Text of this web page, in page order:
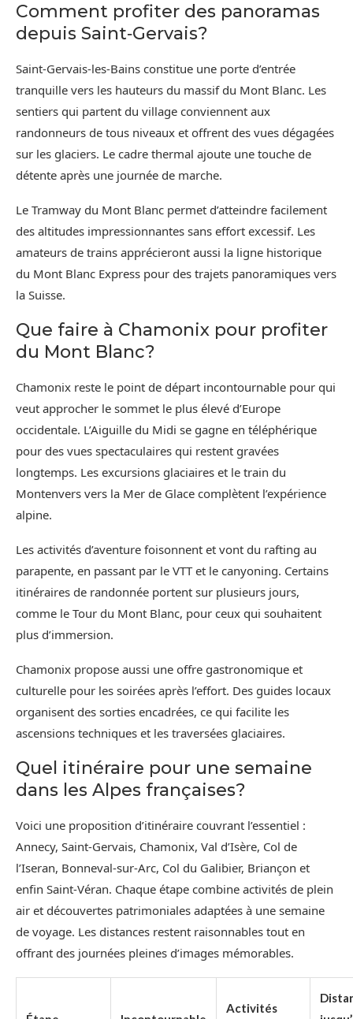
Comment profiter des panoramas
depuis Saint‑Gervais?
Saint‑Gervais-les-Bains constitue une porte d’entrée
tranquille vers les hauteurs du massif du Mont Blanc. Les
sentiers qui partent du village conviennent aux
randonneurs de tous niveaux et offrent des vues dégagées
sur les glaciers. Le cadre thermal ajoute une touche de
détente après une journée de marche.
Le Tramway du Mont Blanc permet d’atteindre facilement
des altitudes impressionnantes sans effort excessif. Les
amateurs de trains apprécieront aussi la ligne historique
du Mont Blanc Express pour des trajets panoramiques vers
la Suisse.
Que faire à Chamonix pour profiter
du Mont Blanc?
Chamonix reste le point de départ incontournable pour qui
veut approcher le sommet le plus élevé d’Europe
occidentale. L’Aiguille du Midi se gagne en téléphérique
pour des vues spectaculaires qui restent gravées
longtemps. Les excursions glaciaires et le train du
Montenvers vers la Mer de Glace complètent l’expérience
alpine.
Les activités d’aventure foisonnent et vont du rafting au
parapente, en passant par le VTT et le canyoning. Certains
itinéraires de randonnée portent sur plusieurs jours,
comme le Tour du Mont Blanc, pour ceux qui souhaitent
plus d’immersion.
Chamonix propose aussi une offre gastronomique et
culturelle pour les soirées après l’effort. Des guides locaux
organisent des sorties encadrées, ce qui facilite les
ascensions techniques et les traversées glaciaires.
Quel itinéraire pour une semaine
dans les Alpes françaises?
Voici une proposition d’itinéraire couvrant l’essentiel :
Annecy, Saint-Gervais, Chamonix, Val d’Isère, Col de
l’Iseran, Bonneval-sur-Arc, Col du Galibier, Briançon et
enfin Saint-Véran. Chaque étape combine activités de plein
air et découvertes patrimoniales adaptées à une semaine
de voyage. Les distances restent raisonnables tout en
offrant des journées pleines d’images mémorables.
Activités